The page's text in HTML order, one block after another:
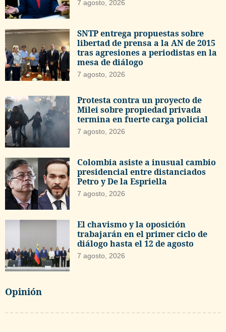
7 agosto, 2026
SNTP entrega propuestas sobre
libertad de prensa a la AN de 2015
tras agresiones a periodistas en la
mesa de diálogo
7 agosto, 2026
Protesta contra un proyecto de
Milei sobre propiedad privada
termina en fuerte carga policial
7 agosto, 2026
Colombia asiste a inusual cambio
presidencial entre distanciados
Petro y De la Espriella
7 agosto, 2026
El chavismo y la oposición
trabajarán en el primer ciclo de
diálogo hasta el 12 de agosto
7 agosto, 2026
Opinión